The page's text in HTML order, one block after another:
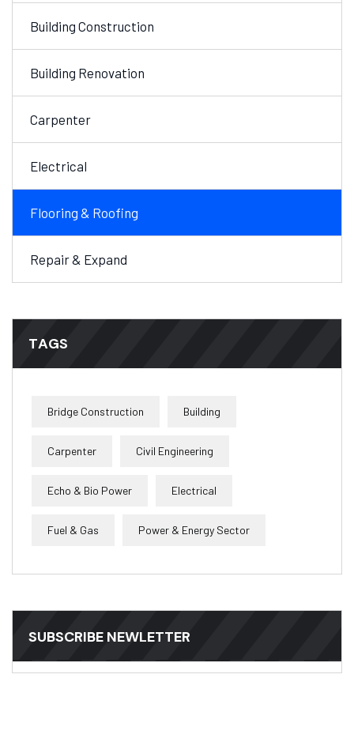
Building Construction
Building Renovation
Carpenter
Electrical
Flooring & Roofing
Repair & Expand
TAGS
Bridge Construction Building
Carpenter Civil Engineering
Echo & Bio Power Electrical
Fuel & Gas Power & Energy Sector
SUBSCRIBE NEWLETTER